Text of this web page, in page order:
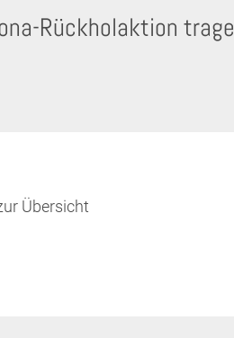
Rückholaktion
Übersicht